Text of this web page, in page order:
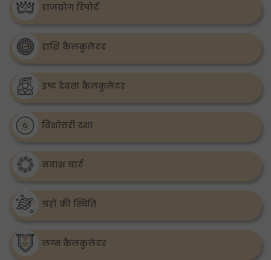
राजयोग रिपोर्ट
राशि कैलकुलेटर
इष्ट देवता कैलकुलेटर
विंशोत्तरी दशा
नवांश चार्ट
ग्रहों की स्थिति
लग्न कैलकुलेटर